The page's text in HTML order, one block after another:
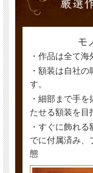
モ
・作品は全て
・額装は自社
す。
・細部まで手
たせる額装を目
・すぐに飾れ
でに付属済み、
態